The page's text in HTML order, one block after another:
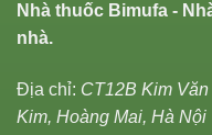
Nhà thuốc Bimufa -
nhà.
Địa chỉ: CT12B Kim
Kim, Hoàng Mai, Hà Nội